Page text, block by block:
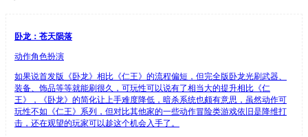
卧龙：苍天陨落
动作角色扮演
如果说首发版《卧龙》相比《仁王》的流程偏短，但完全版卧龙光刷武器、
装备、饰品等等就能刷很久，可玩性可以说有了相当大的提升相比《仁
王》，《卧龙》的简化让上手难度降低，暗杀系统也颇有意思，虽然动作可
玩性不如《仁王》系列，但对比其他家的一些动作冒险类游戏依旧是降维打
击，还在观望的玩家可以趁这个机会入手了。